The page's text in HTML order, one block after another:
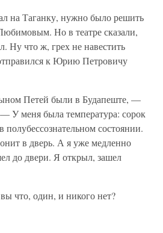
на Таганку, нужно было решить
Но в театре сказали,
Ну что ж, грех не навестить
к Юрию Петровичу
Петей были в Будапеште, —
У меня была температура: сорок
полубессознательном состоянии.
в дверь. А я уже медленно
до двери. Я открыл, зашел
что, один, и никого нет?